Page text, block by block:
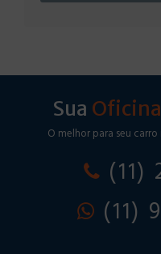
Sua
O melhor para seu
(11)